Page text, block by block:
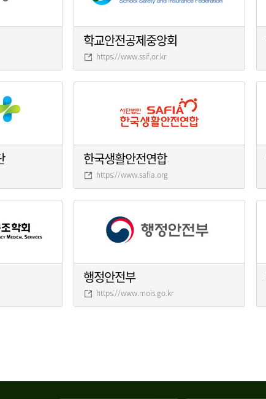
학교안전공제중앙회
https://www.ssif.or.kr
한국생활안전연합
https://www.safia.org
행정안전부
https://www.mois.go.kr